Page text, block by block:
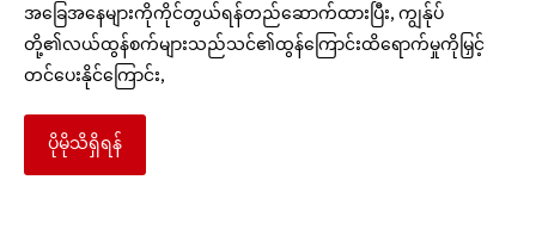
အခြေအနေများကိုကိုင်တွယ်ရန်တည်ဆောက်ထားပြီး, ကျွန်ုပ်
တို့၏လယ်ထွန်စက်များသည်သင်၏ထွန်ကြောင်းထိရောက်မှုကိုမြှင့်
တင်ပေးနိုင်ကြောင်း,
ပိုမိုသိရှိရန်